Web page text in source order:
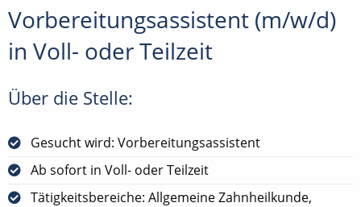
Vorbereitungsassistent (m/w/d)
in Voll- oder Teilzeit
Über die Stelle:
Gesucht wird: Vorbereitungsassistent
Ab sofort in Voll- oder Teilzeit
Tätigkeitsbereiche: Allgemeine Zahnheilkunde,